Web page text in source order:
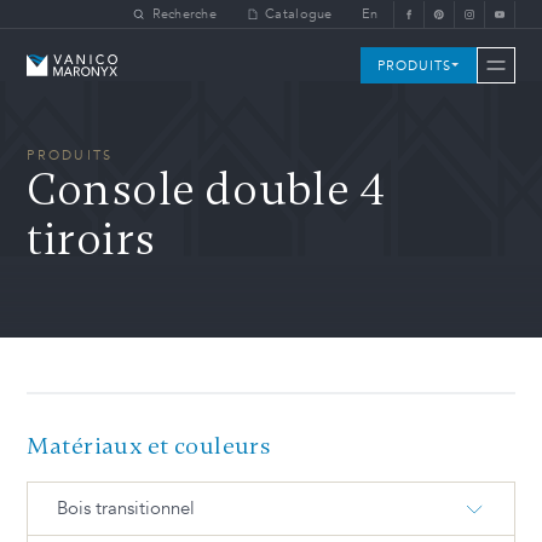
Skip to main contentRecherche Catalogue En
Vanico-Maronyx PRODUITS
PRODUITS
Console double 4
tiroirs
Matériaux et couleurs
Bois transitionnel